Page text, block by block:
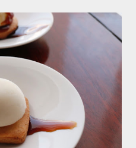
bene l'impasto e tenerlo
stenderlo e ritagliare
Personalmente, alcuni li
alcuni li ho guarniti col
, altri li ho ritagliati con
che sono pronti per la
ha forno foderate con